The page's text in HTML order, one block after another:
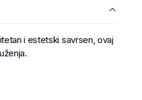
i estetski savrsen, ovaj